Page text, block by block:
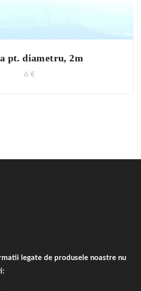
pt. diametru, 2m
6 €
legate de produsele noastre nu